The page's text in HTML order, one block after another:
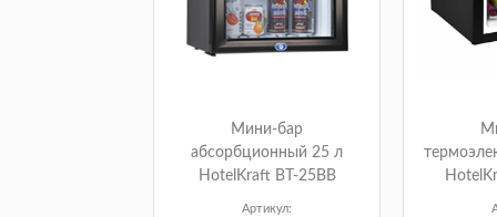
Мини-бар
абсорбционный 25 л
HotelKraft BT-25BB
Артикул: